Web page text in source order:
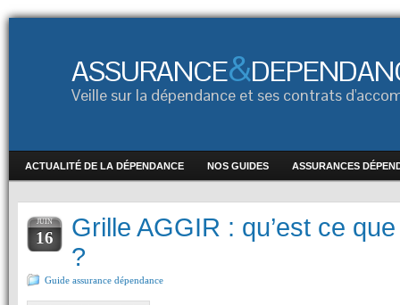
ASSURANCE&
Veille sur la dépendance et ses contrats
ACTUALITÉ DE LA DÉPENDANCE NOS GUIDES ASSURANCES
JUIN
16
Grille AGGIR : qu’est ce
?
Guide assurance dépendance